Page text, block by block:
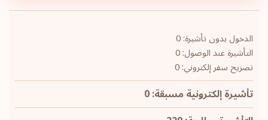
الدخول بدون تأشيرة: 0
التأشيرة عند الوصول: 0
تصريح سفر إلكتروني: 0
تأشيرة إلكترونية مسبقة: 0